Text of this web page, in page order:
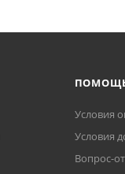
Условия
Условия
Вопрос-